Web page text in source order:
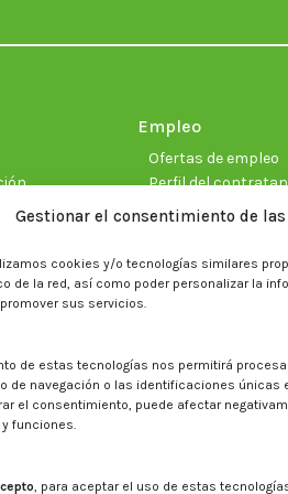
Gestionar el consentimiento de
cookies y/o tecnologías similares
de la red, así como poder personalizar la
sus servicios.
de estas tecnologías nos permitirá
de navegación o las identificaciones únicas
el consentimiento, puede afectar
funciones.
, para aceptar el uso de estas
new
Empleo
Ofertas de empleo
Perfil del
Buscar en la web
Buscar: